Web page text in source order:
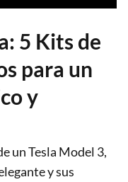
5 Kits de
para un
y
un Tesla Model 3,
y sus